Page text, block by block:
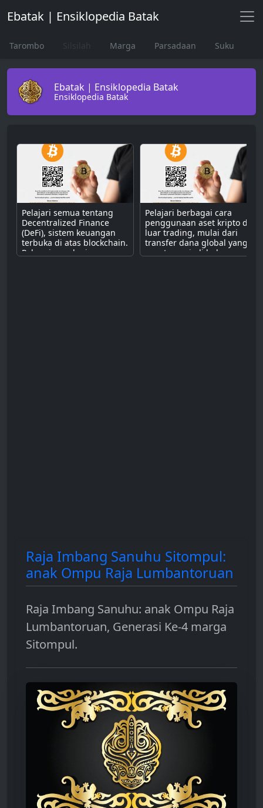
Ebatak | Ensiklopedia Batak
Tarombo Marga Parsadaan Suku
Ebatak | Ensiklopedia Batak
Ensiklopedia Batak
Pelajari semua tentang
Decentralized Finance
(DeFi), sistem keuangan
terbuka di atas blockchain.
Pahami cara kerjanya
Pelajari berbagai cara
penggunaan aset kripto di
luar trading, mulai dari
transfer dana global yang
cepat, menjadi bahan
Raja Imbang Sanuhu Sitompul:
anak Ompu Raja Lumbantoruan
Raja Imbang Sanuhu: anak Ompu Raja
Lumbantoruan, Generasi Ke-4 marga
Sitompul.